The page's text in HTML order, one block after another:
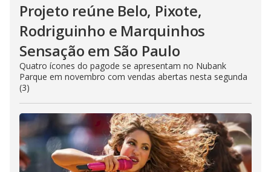
Projeto reúne Belo, Pixote,
Rodriguinho e Marquinhos
Sensação em São Paulo
Quatro ícones do pagode se apresentam no Nubank
Parque em novembro com vendas abertas nesta segunda
(3)